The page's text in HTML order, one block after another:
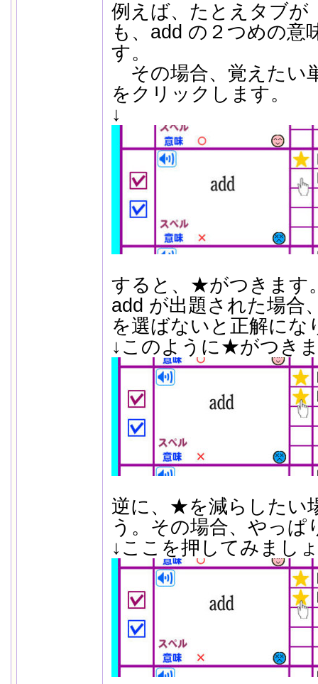
例えば、たとえタブが
も、add の２つめの意
す。
その場合、覚えたい
をクリックします。
↓
すると、★がつきます
add が出題された場合
を選ばないと正解にな
↓このように★がつき
逆に、★を減らしたい
う。その場合、やっ
↓ここを押してみまし